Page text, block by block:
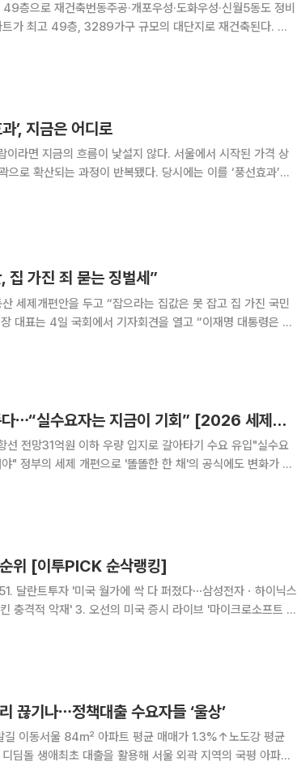
으로 재건축번동주공·개포우성·도화우성·신월5동도 정비
건을 모두 수정 가결했다고 6일 밝
’, 지금은 어디로
라면 지금의 흐름이 낯설지 않다. 서울에서 시작된 가격 상
로 확산되는 과정이 반복됐다. 당시에는 이를 ‘풍선효과’라
살 수 있는 가장 좋은 선택
집 가진 죄 묻는 징벌세”
세제개편안을 두고 “잡으라는 집값은 못 잡고 집 가진 국민
강남 밖 ‘덜 똘똘한 한 채’ 뜬다⋯“실수요자는 지금이 기회” [2026 세제개편]
전망31억원 이하 우량 입지로 갈아타기 수요 유입"실수요
가 나
은 다주택자는 매도 시점
위 [이투PICK 순삭랭킹]
달란트투자 '미국 월가에 싹 다 퍼졌다⋯삼성전자ㆍ하이닉스
충격적 악재' 3. 오선의 미국 증시 라이브 '마이크로소프트 시
마련
끊기나⋯정책대출 수요자들 ‘울상’
길 이동서울 84㎡ 아파트 평균 매매가 1.3%↑노도강 평균